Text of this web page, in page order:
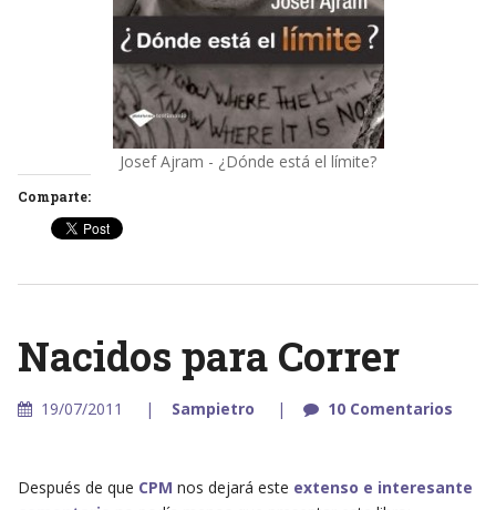
Josef Ajram - ¿Dónde está el límite?
Comparte:
Nacidos para Correr
19/07/2011 Sampietro 10 Comentarios
Después de que CPM nos dejará este extenso e interesante